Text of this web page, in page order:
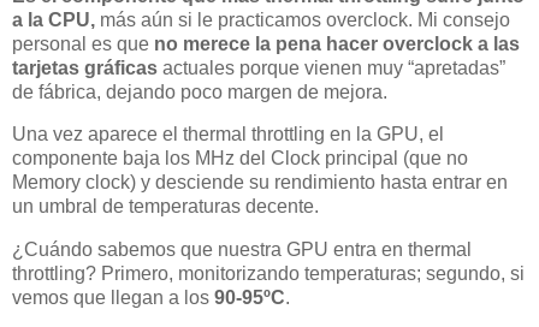
a la CPU, más aún si le practicamos overclock. Mi consejo
personal es que no merece la pena hacer overclock a las
tarjetas gráficas actuales porque vienen muy “apretadas”
de fábrica, dejando poco margen de mejora.
Una vez aparece el thermal throttling en la GPU, el
componente baja los MHz del Clock principal (que no
Memory clock) y desciende su rendimiento hasta entrar en
un umbral de temperaturas decente.
¿Cuándo sabemos que nuestra GPU entra en thermal
throttling? Primero, monitorizando temperaturas; segundo, si
vemos que llegan a los 90-95ºC.